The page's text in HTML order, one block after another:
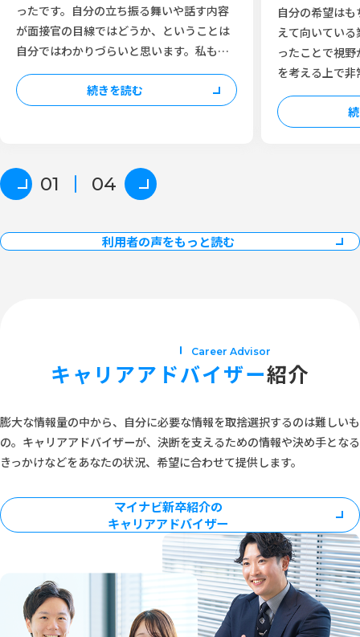
ったです。自分の立ち振る舞いや話す内容
が面接官の目線ではどうか、ということは
自分ではわかりづらいと思います。私も当
初は面接で緊張して失敗することが多かっ
たですが、フィードバックの際にはキャリ
アアドバイザーの方に自分では気付かなか
深まり自信がついて、面接でも徐々に評価
をいただけるようになりました。
続きを読む
自分の希望は
えて向いてい
ったことで視
を考える上で
ントリーシー
考時のフォロ
ていた時より
01 04
利用者の声をもっと読む
Career Advisor
キャリアアドバイザー紹介
膨大な情報量の中から、自分に必要な情報を取捨選択するのは難しいも
の。キャリアアドバイザーが、決断を支えるための情報や決め手となる
きっかけなどをあなたの状況、希望に合わせて提供します。
マイナビ新卒紹介の
キャリアアドバイザー